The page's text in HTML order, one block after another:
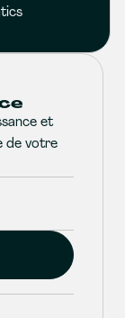
et
de votre